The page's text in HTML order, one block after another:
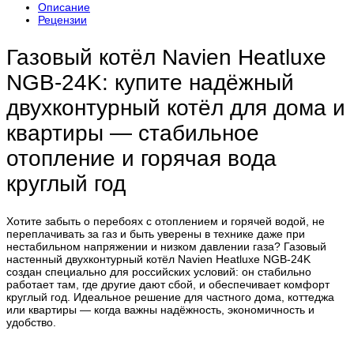
Описание
Рецензии
Газовый котёл Navien Heatluxe
NGB‑24K: купите надёжный
двухконтурный котёл для дома и
квартиры — стабильное
отопление и горячая вода
круглый год
Хотите забыть о перебоях с отоплением и горячей водой, не
переплачивать за газ и быть уверены в технике даже при
нестабильном напряжении и низком давлении газа? Газовый
настенный двухконтурный котёл Navien Heatluxe NGB‑24K
создан специально для российских условий: он стабильно
работает там, где другие дают сбой, и обеспечивает комфорт
круглый год. Идеальное решение для частного дома, коттеджа
или квартиры — когда важны надёжность, экономичность и
удобство.